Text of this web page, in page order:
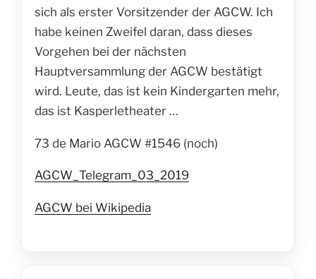
sich als erster Vorsitzender der AGCW. Ich
habe keinen Zweifel daran, dass dieses
Vorgehen bei der nächsten
Hauptversammlung der AGCW bestätigt
wird. Leute, das ist kein Kindergarten mehr,
das ist Kasperletheater …
73 de Mario AGCW #1546 (noch)
AGCW_Telegram_03_2019
AGCW bei Wikipedia